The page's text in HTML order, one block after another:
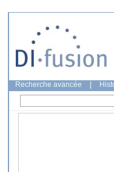
Recherche avancée